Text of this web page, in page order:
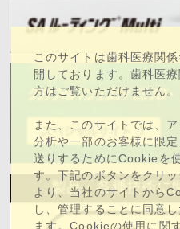
このサイトは歯科医療関
開しております。歯科医
方はご覧いただけません。
また、このサイトでは、
分析や一部のお客様に限
送りするためにCookieを
す。下記のボタンをクリ
より、当社のサイトから
し、管理することに同意
ます。Cookieの使用に関